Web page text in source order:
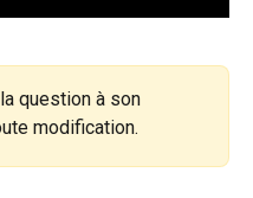
question à son
modification.